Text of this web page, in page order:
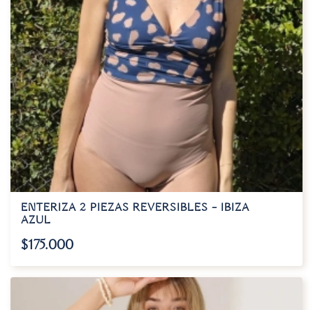
ENTERIZA 2 PIEZAS REVERSIBLES – IBIZA
AZUL
$175.000